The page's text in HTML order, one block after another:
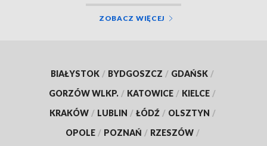
ZOBACZ WIĘCEJ
BIAŁYSTOK / BYDGOSZCZ / GDAŃSK /
GORZÓW WLKP. / KATOWICE / KIELCE /
KRAKÓW / LUBLIN / ŁÓDŹ / OLSZTYN /
OPOLE / POZNAŃ / RZESZÓW /